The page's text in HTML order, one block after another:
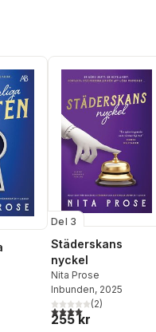
Totalt antal röster:
Del 3
Städerskans
nyckel
Nita Prose
Inbunden, 2025
4,0utav 5 stjärnor.
(2)
255 kr